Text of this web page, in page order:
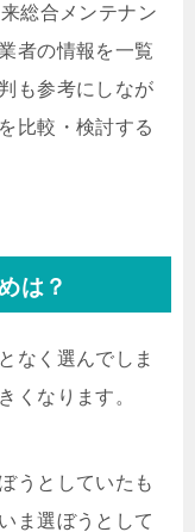
総合メンテナン
者の情報を一覧
も参考にしなが
比較・検討する
は？
なく選んでしま
くなります。
うとしていたも
ま選ぼうとして